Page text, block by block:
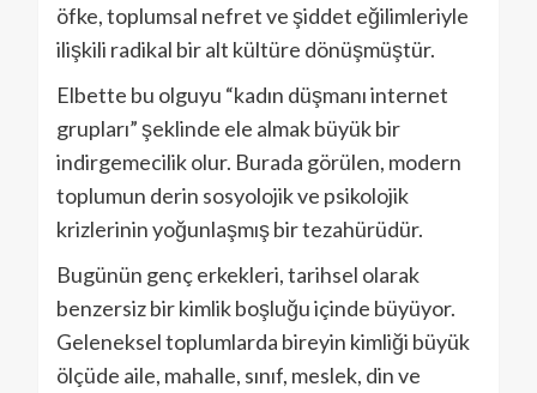
öfke, toplumsal nefret ve şiddet eğilimleriyle
ilişkili radikal bir alt kültüre dönüşmüştür.
Elbette bu olguyu “kadın düşmanı internet
grupları” şeklinde ele almak büyük bir
indirgemecilik olur. Burada görülen, modern
toplumun derin sosyolojik ve psikolojik
krizlerinin yoğunlaşmış bir tezahürüdür.
Bugünün genç erkekleri, tarihsel olarak
benzersiz bir kimlik boşluğu içinde büyüyor.
Geleneksel toplumlarda bireyin kimliği büyük
ölçüde aile, mahalle, sınıf, meslek, din ve